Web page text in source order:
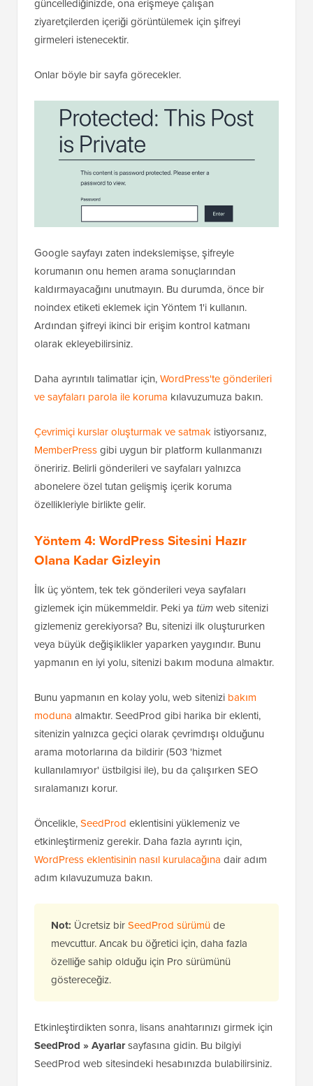
Gönderiyi veya sayfayı yayınladığınızda veya
güncellediğinizde, ona erişmeye çalışan
ziyaretçilerden içeriği görüntülemek için şifreyi
girmeleri istenecektir.
Onlar böyle bir sayfa görecekler.
korumanın onu hemen arama sonuçlarından
kaldırmayacağını unutmayın. Bu durumda, önce bir
Ardından şifreyi ikinci bir erişim kontrol katmanı
olarak ekleyebilirsiniz.
Daha ayrıntılı talimatlar için,WordPress'te gönderileri
ve sayfaları parola ile koruma
Çevrimiçi kurslar oluşturmak ve satmak istiyorsanız,
MemberPressgibi uygun bir platform kullanmanızı
öneririz. Belirli gönderileri ve sayfaları yalnızca
abonelere özel tutan gelişmiş içerik koruma
özellikleriyle birlikte gelir.
Yöntem 4: WordPress Sitesini Hazır
Olana Kadar Gizleyin
İlk üç yöntem, tek tek gönderileri veya sayfaları
gizlemek için mükemmeldir. Peki yatüm web sitenizi
gizlemeniz gerekiyorsa? Bu, sitenizi ilk oluştururken
veya büyük değişiklikler yaparken yaygındır. Bunu
yapmanın en iyi yolu, sitenizi bakım moduna almaktır.
modunaalmaktır. SeedProd gibi harika bir eklenti,
sitenizin yalnızca geçici olarak çevrimdışı olduğunu
arama motorlarına da bildirir (503 'hizmet
kullanılamıyor' üstbilgisi ile), bu da çalışırken SEO
sıralamanızı korur.
Öncelikle,SeedProdeklentisini yüklemeniz ve
etkinleştirmeniz gerekir. Daha fazla ayrıntı için,
WordPress eklentisinin nasıl kurulacağına
Not:Ücretsiz birSeedProd sürümüde
mevcuttur. Ancak bu öğretici için, daha fazla